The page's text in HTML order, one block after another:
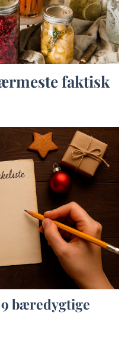
faktisk
bæredygtige